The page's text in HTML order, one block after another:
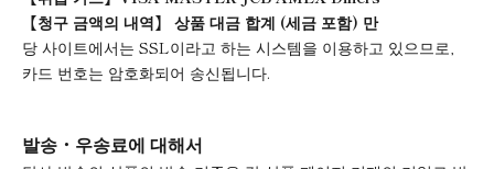
【청구 금액의 내역】 상품 대금 합계 (세금 포함) 만
당 사이트에서는 SSL이라고 하는 시스템을 이용하고 있으므로,
카드 번호는 암호화되어 송신됩니다.
발송・우송료에 대해서